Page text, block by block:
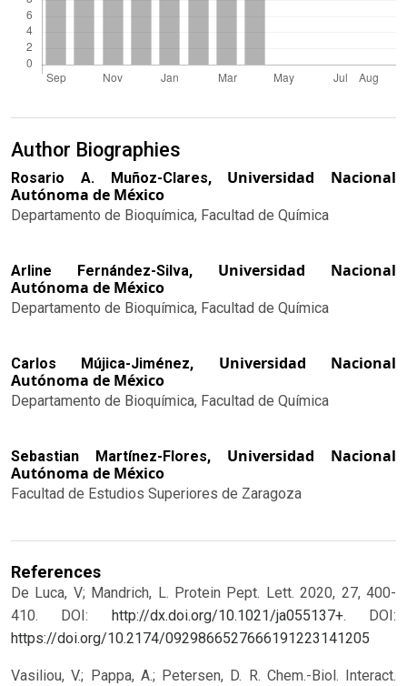
Author Biographies
Rosario A. Muñoz-Clares, Universidad Nacional
Autónoma de México
Departamento de Bioquímica, Facultad de Química
Arline Fernández-Silva, Universidad Nacional
Autónoma de México
Departamento de Bioquímica, Facultad de Química
Carlos Mújica-Jiménez, Universidad Nacional
Autónoma de México
Departamento de Bioquímica, Facultad de Química
Sebastian Martínez-Flores, Universidad Nacional
Autónoma de México
Facultad de Estudios Superiores de Zaragoza
References
De Luca, V; Mandrich, L. Protein Pept. Lett. 2020, 27, 400-
410. DOI: http://dx.doi.org/10.1021/ja055137+. DOI:
https://doi.org/10.2174/0929866527666191223141205
Vasiliou, V.; Pappa, A.; Petersen, D. R. Chem.-Biol. Interact.